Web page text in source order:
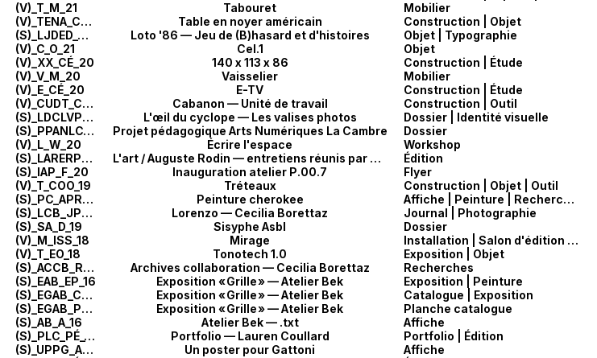
(V)_T_M_21
Tabouret Mobilier
(V)_TENA_CO_21
Table en noyer américain Construction | Objet
(S)_LJDED_OT_21
Loto '86 — Jeu de (B)hasard et d'histoires Objet | Typographie
(V)_C_O_21
Cel.1 Objet
(V)_XX_CÉ_20
140 x 113 x 86 Construction | Étude
(V)_V_M_20
Vaisselier Mobilier
(V)_E_CÉ_20
E-TV Construction | Étude
(V)_CUDT_CO_20
Cabanon — Unité de travail Construction | Outil
(S)_LDCLVP_DI_20
L'œil du cyclope — Les valises photos Dossier | Identité visuelle
(S)_PPANLC_D_20
Projet pédagogique Arts Numériques La Cambre Dossier
(V)_L_W_20
Écrire l'espace Workshop
(S)_LARERPPG_É_20
L'art / Auguste Rodin — entretiens réunis par Paul Gsell Édition
(S)_IAP_F_20
Inauguration atelier P.00.7 Flyer
(V)_T_COO_19
Tréteaux Construction | Objet | Outil
(S)_PC_APR_19
Peinture cherokee Affiche | Peinture | Recherches
(S)_LCB_JP_19
Lorenzo — Cecilia Borettaz Journal | Photographie
(S)_SA_D_19
Sisyphe Asbl Dossier
(V)_M_ISS_18
Mirage Installation | Salon d'édition | Scénographie
(V)_T_EO_18
Tonotech 1.0 Exposition | Objet
(S)_ACCB_R_18
Archives collaboration — Cecilia Borettaz Recherches
(S)_EAB_EP_16
Exposition «Grille» — Atelier Bek Exposition | Peinture
(S)_EGAB_CE_16
Exposition «Grille» — Atelier Bek Catalogue | Exposition
(S)_EGAB_P_16
Exposition «Grille» — Atelier Bek Planche catalogue
(S)_AB_A_16
Atelier Bek — .txt Affiche
(S)_PLC_PÉ_16
Portfolio — Lauren Coullard Portfolio | Édition
(S)_UPPG_A_16
Un poster pour Gattoni Affiche